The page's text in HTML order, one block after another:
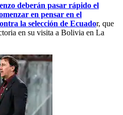
deberán pasar rápido el
en pensar en el
la selección de Ecuador, que
en su visita a Bolivia en La